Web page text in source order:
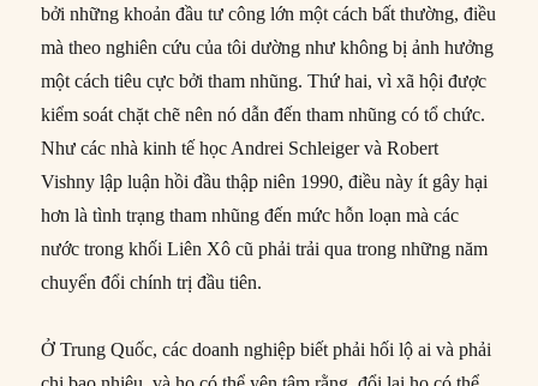
bởi những khoản đầu tư công lớn một cách bất thường, điều
mà theo nghiên cứu của tôi dường như không bị ảnh hưởng
một cách tiêu cực bởi tham nhũng. Thứ hai, vì xã hội được
kiểm soát chặt chẽ nên nó dẫn đến tham nhũng có tổ chức.
Như các nhà kinh tế học Andrei Schleiger và Robert
Vishny lập luận hồi đầu thập niên 1990, điều này ít gây hại
hơn là tình trạng tham nhũng đến mức hỗn loạn mà các
nước trong khối Liên Xô cũ phải trải qua trong những năm
chuyển đổi chính trị đầu tiên.
Ở Trung Quốc, các doanh nghiệp biết phải hối lộ ai và phải